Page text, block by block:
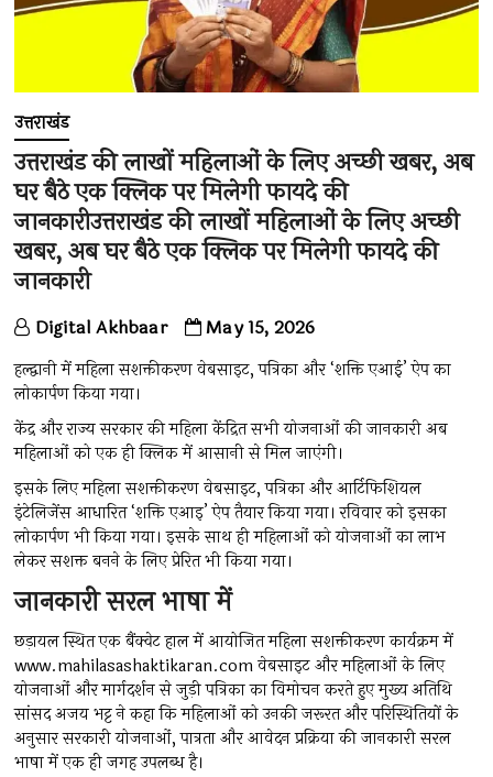
उत्तराखंड
उत्तराखंड की लाखों महिलाओं के लिए अच्छी खबर, अब
घर बैठे एक क्लिक पर मिलेगी फायदे की
जानकारीउत्तराखंड की लाखों महिलाओं के लिए अच्छी
खबर, अब घर बैठे एक क्लिक पर मिलेगी फायदे की
जानकारी
Digital Akhbaar May 15, 2026
हल्द्वानी में महिला सशक्तीकरण वेबसाइट, पत्रिका और ‘शक्ति एआई’ ऐप का
लोकार्पण किया गया।
केंद्र और राज्य सरकार की महिला केंद्रित सभी योजनाओं की जानकारी अब
महिलाओं को एक ही क्लिक में आसानी से मिल जाएंगी।
इसके लिए महिला सशक्तीकरण वेबसाइट, पत्रिका और आर्टिफिशियल
इंटेलिजेंस आधारित ‘शक्ति एआइ’ ऐप तैयार किया गया। रविवार को इसका
लोकार्पण भी किया गया। इसके साथ ही महिलाओं को योजनाओं का लाभ
लेकर सशक्त बनने के लिए प्रेरित भी किया गया।
जानकारी सरल भाषा में
छड़ायल स्थित एक बैंक्वेट हाल में आयोजित महिला सशक्तीकरण कार्यक्रम में
www.mahilasashaktikaran.com वेबसाइट और महिलाओं के लिए
योजनाओं और मार्गदर्शन से जुड़ी पत्रिका का विमोचन करते हुए मुख्य अतिथि
सांसद अजय भट्ट ने कहा कि महिलाओं को उनकी जरूरत और परिस्थितियों के
अनुसार सरकारी योजनाओं, पात्रता और आवेदन प्रक्रिया की जानकारी सरल
भाषा में एक ही जगह उपलब्ध है।